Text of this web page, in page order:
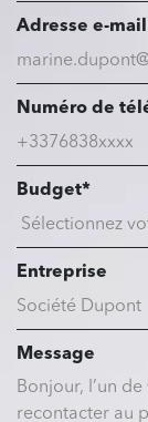
Adresse e-
Numéro de
Budget*
Entreprise
Message